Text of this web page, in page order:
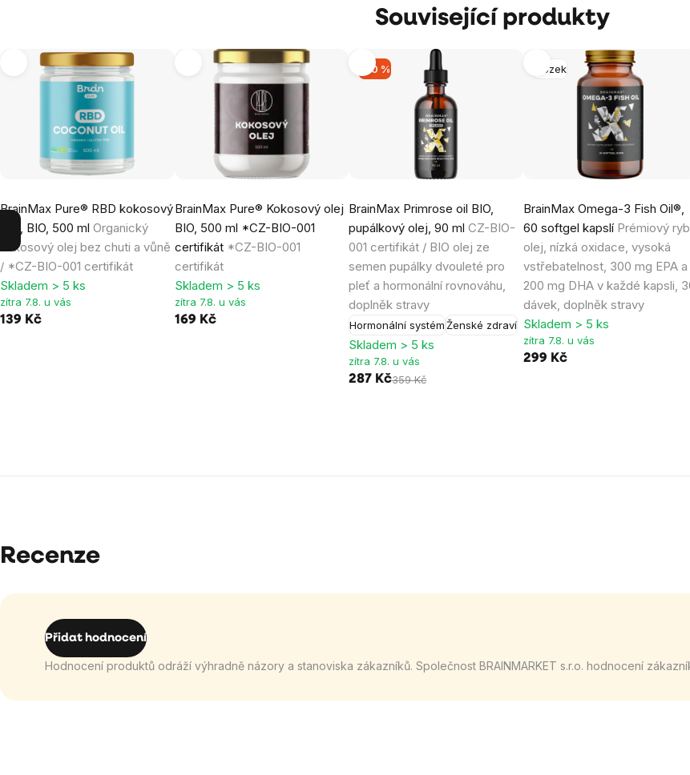
Související produkty
BrainMax Pure® RBD kokosový
olej, BIO, 500 ml Organický
kokosový olej bez chuti a vůně
/ *CZ-BIO-001 certifikát
Skladem > 5 ks
zítra 7.8. u vás
139 Kč
BrainMax Pure® Kokosový olej
BIO, 500 ml *CZ-BIO-001
certifikát *CZ-BIO-001
certifikát
Skladem > 5 ks
zítra 7.8. u vás
169 Kč
-20 %
BrainMax Primrose oil BIO,
pupálkový olej, 90 mlCZ-BIO-
001 certifikát / BIO olej ze
semen pupálky dvouleté pro
pleť a hormonální rovnováhu,
doplněk stravy
Hormonální systémŽenské zdraví
Skladem > 5 ks
zítra 7.8. u vás
287 Kč359 Kč
Mozek
BrainMax Omega-3 Fish Oil®,
60 softgel kapslí Prémiový
olej, nízká oxidace, vysoká
vstřebatelnost, 300 mg EPA a
200 mg DHA v každé kapsli,
dávek, doplněk stravy
Skladem > 5 ks
zítra 7.8. u vás
299 Kč
Recenze
Přidat hodnocení
Hodnocení produktů odráží výhradně názory a stanoviska zákazníků. Společnost BRAINMARKET s.r.o. hodnocení